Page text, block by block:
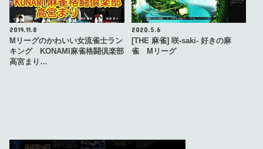
2019.11.8
Mリーグのかわいい女流雀士ラン
キング KONAMI麻雀格闘倶楽部
高宮まり…
2020.5.6
[THE 麻雀] 咲-saki- 好きの麻
雀 Mリーグ